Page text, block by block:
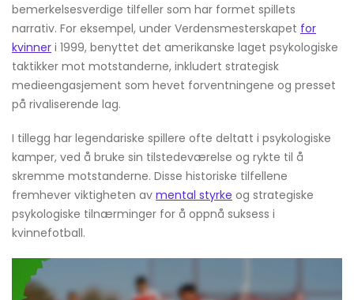
bemerkelsesverdige tilfeller som har formet spillets
narrativ. For eksempel, under Verdensmesterskapet for
kvinner i 1999, benyttet det amerikanske laget psykologiske
taktikker mot motstanderne, inkludert strategisk
medieengasjement som hevet forventningene og presset
på rivaliserende lag.
I tillegg har legendariske spillere ofte deltatt i psykologiske
kamper, ved å bruke sin tilstedeværelse og rykte til å
skremme motstanderne. Disse historiske tilfellene
fremhever viktigheten av mental styrke og strategiske
psykologiske tilnærminger for å oppnå suksess i
kvinnefotball.